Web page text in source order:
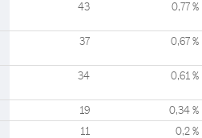
43 0,77 %
37 0,67 %
34 0,61 %
19 0,34 %
11 0,2 %